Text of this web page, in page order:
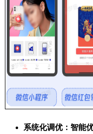
系统化调优：智能